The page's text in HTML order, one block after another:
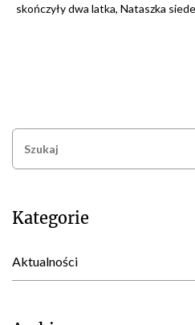
skończyły dwa latka, Nataszka
Kategorie
Aktualności